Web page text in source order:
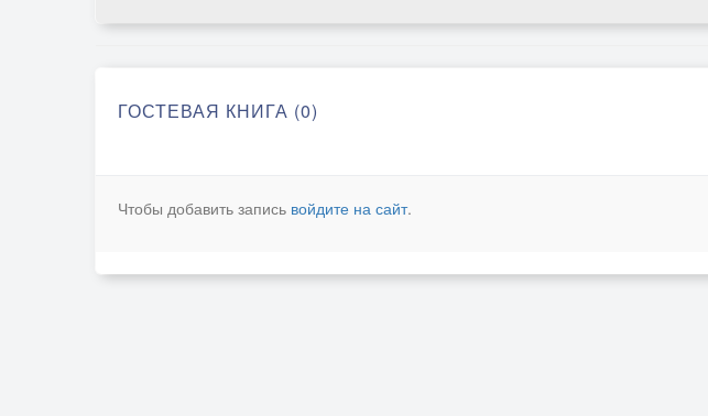
ГОСТЕВАЯ КНИГА (0)
Чтобы добавить запись войдите на сайт.